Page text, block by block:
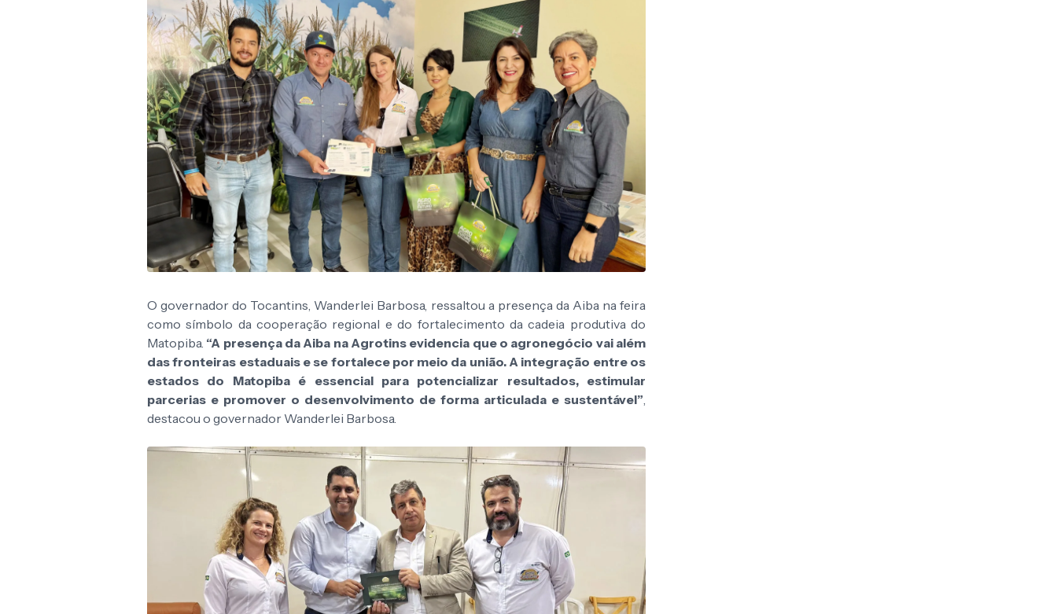
O governador do Tocantins, Wanderlei Barbosa, ressaltou a presença da Aiba na feira
como símbolo da cooperação regional e do fortalecimento da cadeia produtiva do
Matopiba. “A presença da Aiba na Agrotins evidencia que o agronegócio vai além
das fronteiras estaduais e se fortalece por meio da união. A integração entre os
estados do Matopiba é essencial para potencializar resultados, estimular
parcerias e promover o desenvolvimento de forma articulada e sustentável”
destacou o governador Wanderlei Barbosa.